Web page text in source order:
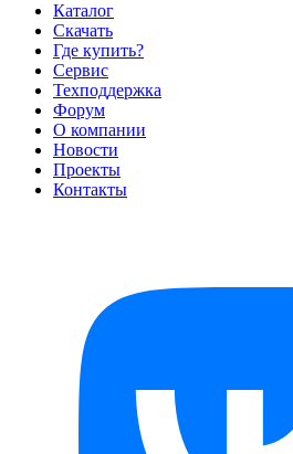
Каталог
Скачать
Где купить?
Сервис
Техподдержка
Форум
О компании
Новости
Проекты
Контакты